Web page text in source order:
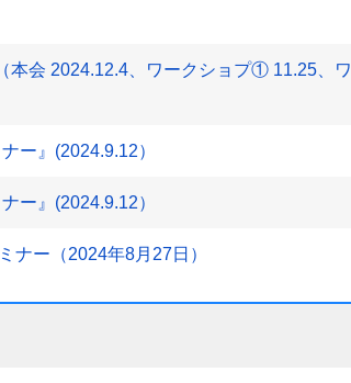
本会 2024.12.4、ワークショプ① 11.25、ワ
ー』(2024.9.12）
ー』(2024.9.12）
ナー（2024年8月27日）